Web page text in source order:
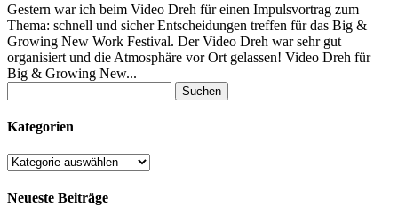
Gestern war ich beim Video Dreh für einen Impulsvortrag zum
Thema: schnell und sicher Entscheidungen treffen für das Big &
Growing New Work Festival. Der Video Dreh war sehr gut
organisiert und die Atmosphäre vor Ort gelassen! Video Dreh für
Big & Growing New...
nach:
Kategorien
Kategorien
Neueste Beiträge